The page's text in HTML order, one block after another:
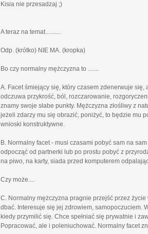
Kisia nie przesadzaj ;)
A teraz na temat..........
Odp. (krótko) NIE MA. (kropka)
Bo czy normalny mężczyzna to .......
A. Facet śmiejący się, który czasem zdenerwuje
odczuwa przykrość, ból, rozczarowanie,
znamy swoje słabe punkty. Mężczyzna złośliwy z
jeżeli zdarzy mu się obrazić, poniżyć, to będzie mu
wnioski konstruktywne.
B. Normalny facet - musi czasami pobyć sam na
odpocząć od partnerki lub po prostu pobyć z
na piwo, na karty, siada przed komputerem
Czy może....
C. Normalny mężczyzna pragnie przejść przez
dbać. Interesuje się jej zdrowiem, samopoczuciem.
kiedy przymilić się. Chce spełniać się prywatnie i
Popracować, ale i poleniuchować. Normalny facet